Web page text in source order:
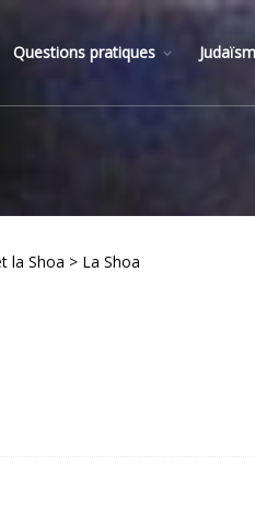
Questions pratiques
la Shoa > La Shoa